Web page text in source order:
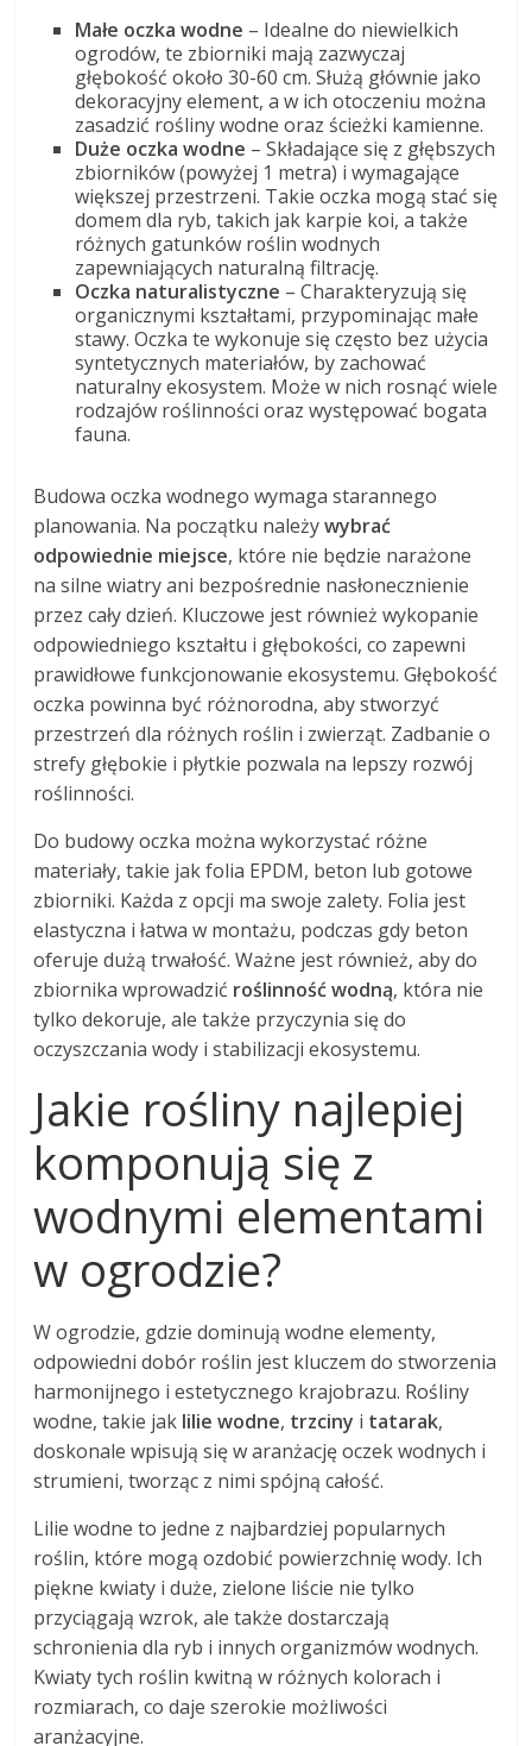
Małe oczka wodne – Idealne do niewielkich
ogrodów, te zbiorniki mają zazwyczaj
głębokość około 30-60 cm. Służą głównie jako
dekoracyjny element, a w ich otoczeniu można
zasadzić rośliny wodne oraz ścieżki kamienne.
Duże oczka wodne – Składające się z głębszych
zbiorników (powyżej 1 metra) i wymagające
większej przestrzeni. Takie oczka mogą stać się
domem dla ryb, takich jak karpie koi, a także
różnych gatunków roślin wodnych
zapewniających naturalną filtrację.
Oczka naturalistyczne – Charakteryzują się
organicznymi kształtami, przypominając małe
stawy. Oczka te wykonuje się często bez użycia
syntetycznych materiałów, by zachować
naturalny ekosystem. Może w nich rosnąć wiele
rodzajów roślinności oraz występować bogata
fauna.
Budowa oczka wodnego wymaga starannego
planowania. Na początku należywybrać
odpowiednie miejsce, które nie będzie narażone
na silne wiatry ani bezpośrednie nasłonecznienie
przez cały dzień. Kluczowe jest również wykopanie
odpowiedniego kształtu i głębokości, co zapewni
prawidłowe funkcjonowanie ekosystemu. Głębokość
oczka powinna być różnorodna, aby stworzyć
przestrzeń dla różnych roślin i zwierząt. Zadbanie o
strefy głębokie i płytkie pozwala na lepszy rozwój
roślinności.
Do budowy oczka można wykorzystać różne
materiały, takie jak folia EPDM, beton lub gotowe
zbiorniki. Każda z opcji ma swoje zalety. Folia jest
elastyczna i łatwa w montażu, podczas gdy beton
oferuje dużą trwałość. Ważne jest również, aby do
zbiornika wprowadzić roślinność wodną, która nie
tylko dekoruje, ale także przyczynia się do
oczyszczania wody i stabilizacji ekosystemu.
Jakie rośliny najlepiej
komponują się z
wodnymi elementami
w ogrodzie?
W ogrodzie, gdzie dominują wodne elementy,
odpowiedni dobór roślin jest kluczem do stworzenia
harmonijnego i estetycznego krajobrazu. Rośliny
wodne, takie jak lilie wodne, trzciny i tatarak,
doskonale wpisują się w aranżację oczek wodnych i
strumieni, tworząc z nimi spójną całość.
Lilie wodne to jedne z najbardziej popularnych
roślin, które mogą ozdobić powierzchnię wody. Ich
piękne kwiaty i duże, zielone liście nie tylko
przyciągają wzrok, ale także dostarczają
schronienia dla ryb i innych organizmów wodnych.
Kwiaty tych roślin kwitną w różnych kolorach i
rozmiarach, co daje szerokie możliwości
aranżacyjne.